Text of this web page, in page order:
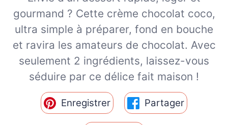
gourmand ? Cette crème chocolat coco,
ultra simple à préparer, fond en bouche
et ravira les amateurs de chocolat. Avec
seulement 2 ingrédients, laissez-vous
séduire par ce délice fait maison !
Enregistrer Partager